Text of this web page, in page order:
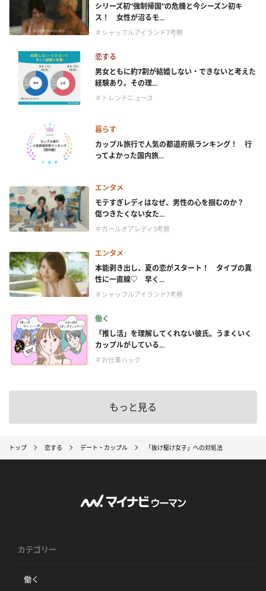
シリーズ初“強制帰国”の危機と今シーズン初キ
ス！ 女性が沼るモ...
＃シャッフルアイランド7考察
恋する
男女ともに約7割が結婚しない・できないと考えた
経験あり。その理...
＃トレンドニュース
暮らす
カップル旅行で人気の都道府県ランキング！ 行
ってよかった国内旅...
エンタメ
モテすぎレディはなぜ、男性の心を掴むのか？
傷つきたくない女た...
＃ガールオアレディ3考察
エンタメ
本能剥き出し、夏の恋がスタート！ タイプの異
性に一直線♡ 早く...
＃シャッフルアイランド7考察
働く
「推し活」を理解してくれない彼氏。うまくいく
カップルがしている...
＃お仕事ハック
もっと見る
トップ 恋する デート・カップル 「抜け駆け女子」への対処法
カテゴリー
働く